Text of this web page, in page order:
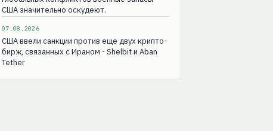
США значительно оскудеют.
07.08.2026
США ввели санкции против еще двух крипто-
бирж, связанных с Ираном - Shelbit и Aban
Tether